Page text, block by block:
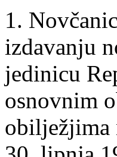
1.
izdavanju
jedinicu
osnovnim
obilježjima